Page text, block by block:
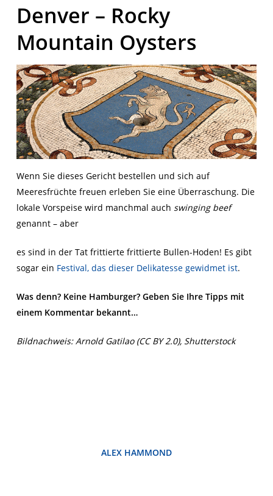
Denver – Rocky
Mountain Oysters
Wenn Sie dieses Gericht bestellen und sich auf
Meeresfrüchte freuen erleben Sie eine Überraschung. Die
lokale Vorspeise wird manchmal auch swinging beef
genannt – aber
es sind in der Tat frittierte frittierte Bullen-Hoden! Es gibt
sogar ein Festival, das dieser Delikatesse gewidmet ist.
Was denn? Keine Hamburger? Geben Sie Ihre Tipps mit
einem Kommentar bekannt…
Bildnachweis: Arnold Gatilao (CC BY 2.0), Shutterstock
ALEX HAMMOND